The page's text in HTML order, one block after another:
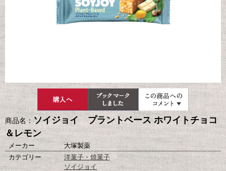
商品名：ソイジョイ プラントベース ホワイトチョコ
＆レモン
メーカー
大塚製薬
カテゴリー
洋菓子・焼菓子
ソイジョイ